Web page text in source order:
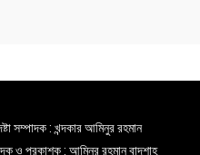
সম্পাদক : খন্দকার আমিনুর রহমান
ও প্রকাশক : আমিনুর রহমান বাদশাহ